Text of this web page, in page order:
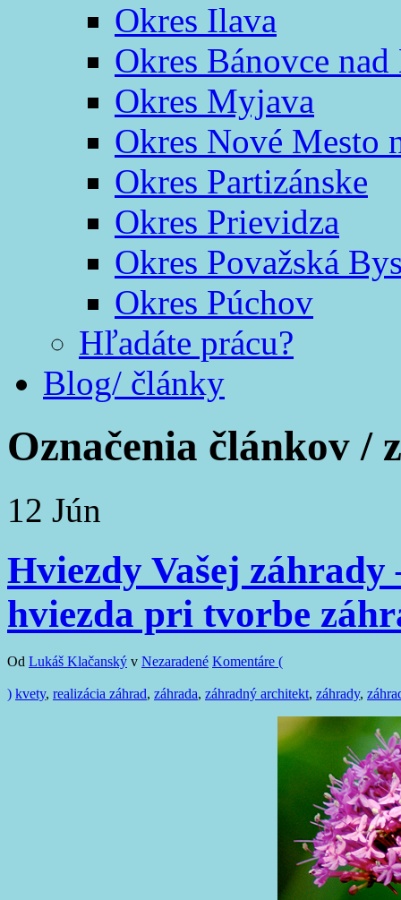
Okres Ilava
Okres Bánovce
Okres Myjava
Okres Nové Mesto
Okres Partizánske
Okres Prievidza
Okres Považská
Okres Púchov
Hľadáte prácu?
Blog/ články
Označenia článkov /
12 Jún
Hviezdy Vašej
hviezda pri tvorbe
Od Lukáš Klačanský v Nezaradené Komentáre (
) kvety, realizácia záhrad, záhrada, záhradný architekt, záhrady,